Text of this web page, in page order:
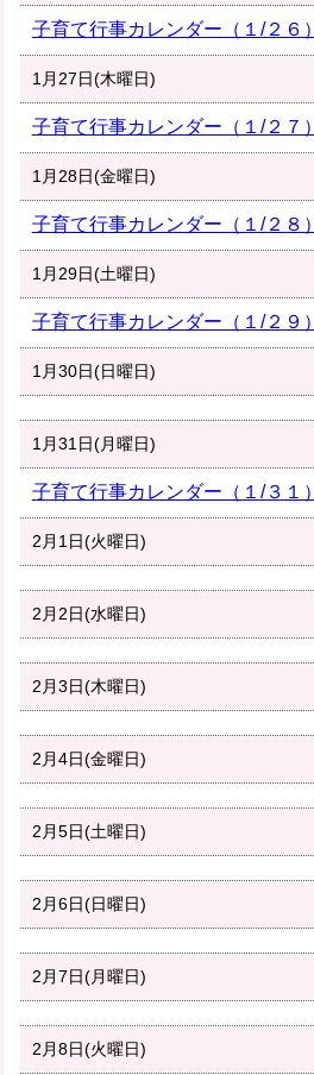
子育て行事カレンダー（１/２６）
1月27日(木曜日)
子育て行事カレンダー（１/２７）
1月28日(金曜日)
子育て行事カレンダー（１/２８）
1月29日(土曜日)
子育て行事カレンダー（１/２９）
1月30日(日曜日)
1月31日(月曜日)
子育て行事カレンダー（１/３１）
2月1日(火曜日)
2月2日(水曜日)
2月3日(木曜日)
2月4日(金曜日)
2月5日(土曜日)
2月6日(日曜日)
2月7日(月曜日)
2月8日(火曜日)